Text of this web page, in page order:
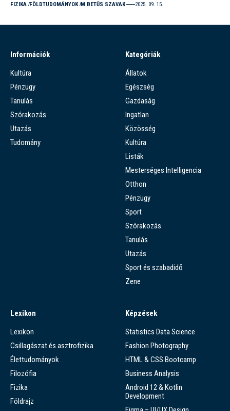
FIZIKA FÖLDTUDOMÁNYOK M BETŰS SZAVAK 2025. 09. 15.
Információk
Kultúra
Pénzügy
Tanulás
Szórakozás
Utazás
Tudomány
Kategóriák
Állatok
Egészség
Gazdaság
Ingatlan
Közösség
Kultúra
Listák
Mesterséges Intelligencia
Otthon
Pénzügy
Sport
Szórakozás
Tanulás
Utazás
Sport és szabadidő
Zene
Lexikon
Lexikon
Csillagászat és asztrofizika
Élettudományok
Filozófia
Fizika
Földrajz
Képzések
Statistics Data Science
Fashion Photography
HTML & CSS Bootcamp
Business Analysis
Android 12 & Kotlin
Development